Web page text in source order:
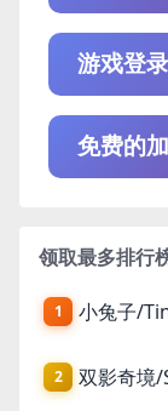
游戏登
免费的
领取最多排行
1 小兔子/
2